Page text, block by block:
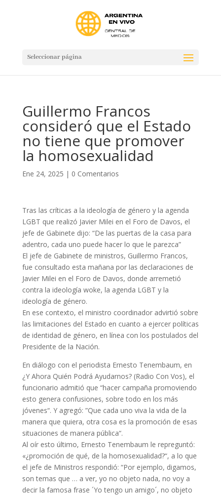
Seleccionar página
Guillermo Francos
consideró que el Estado
no tiene que promover
la homosexualidad
Ene 24, 2025 | 0 Comentarios
Tras las críticas a la ideología de género y la agenda
LGBT que realizó Javier Milei en el Foro de Davos, el
jefe de Gabinete dijo: “De las puertas de la casa para
adentro, cada uno puede hacer lo que le parezca”
El jefe de Gabinete de ministros, Guillermo Francos,
fue consultado esta mañana por las declaraciones de
Javier Milei en el Foro de Davos, donde arremetió
contra la ideología woke, la agenda LGBT y la
ideología de género.
En ese contexto, el ministro coordinador advirtió sobre
las limitaciones del Estado en cuanto a ejercer políticas
de identidad de género, en línea con los postulados del
Presidente de la Nación.
En diálogo con el periodista Ernesto Tenembaum, en
¿Y Ahora Quién Podrá Ayudarnos? (Radio Con Vos), el
funcionario admitió que “hacer campaña promoviendo
esto genera confusiones, sobre todo en los más
jóvenes“. Y agregó: ”Que cada uno viva la vida de la
manera que quiera, otra cosa es la promoción de esas
situaciones de manera pública“.
Al oír esto último, Ernesto Tenembaum le repreguntó:
«¿promoción de qué, de la homosexualidad?“, a lo que
el jefe de Ministros respondió: “Por ejemplo, digamos,
son temas que … a ver, yo no objeto nada, no voy a
decir la famosa frase ´Yo tengo un amigo´, no objeto